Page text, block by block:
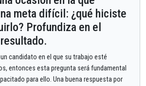
meta difícil: ¿qué hiciste
Profundiza en el
candidato en el que su trabajo esté
entonces esta pregunta será fundamental
para ello. Una buena respuesta por